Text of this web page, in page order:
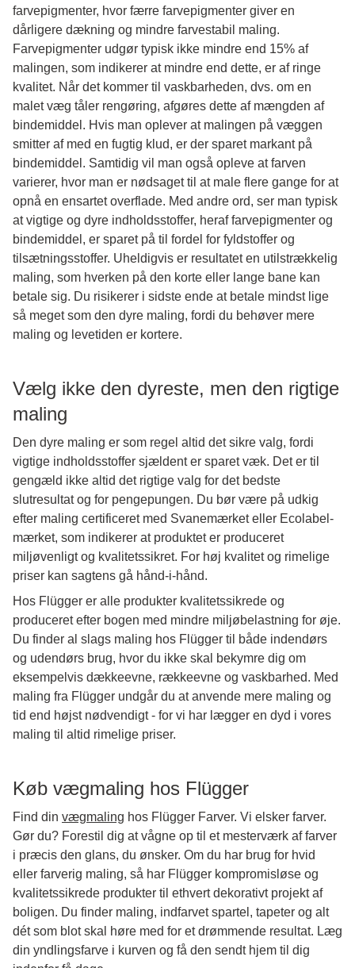
farvepigmenter, hvor færre farvepigmenter giver en
dårligere dækning og mindre farvestabil maling.
Farvepigmenter udgør typisk ikke mindre end 15% af
malingen, som indikerer at mindre end dette, er af ringe
kvalitet. Når det kommer til vaskbarheden, dvs. om en
malet væg tåler rengøring, afgøres dette af mængden af
bindemiddel. Hvis man oplever at malingen på væggen
smitter af med en fugtig klud, er der sparet markant på
bindemiddel. Samtidig vil man også opleve at farven
varierer, hvor man er nødsaget til at male flere gange for at
opnå en ensartet overflade. Med andre ord, ser man typisk
at vigtige og dyre indholdsstoffer, heraf farvepigmenter og
bindemiddel, er sparet på til fordel for fyldstoffer og
tilsætningsstoffer. Uheldigvis er resultatet en utilstrækkelig
maling, som hverken på den korte eller lange bane kan
betale sig. Du risikerer i sidste ende at betale mindst lige
så meget som den dyre maling, fordi du behøver mere
maling og levetiden er kortere.
Vælg ikke den dyreste, men den rigtige
maling
Den dyre maling er som regel altid det sikre valg, fordi
vigtige indholdsstoffer sjældent er sparet væk. Det er til
gengæld ikke altid det rigtige valg for det bedste
slutresultat og for pengepungen. Du bør være på udkig
efter maling certificeret med Svanemærket eller Ecolabel-
mærket, som indikerer at produktet er produceret
miljøvenligt og kvalitetssikret. For høj kvalitet og rimelige
priser kan sagtens gå hånd-i-hånd.
Hos Flügger er alle produkter kvalitetssikrede og
produceret efter bogen med mindre miljøbelastning for øje.
Du finder al slags maling hos Flügger til både indendørs
og udendørs brug, hvor du ikke skal bekymre dig om
eksempelvis dækkeevne, rækkeevne og vaskbarhed. Med
maling fra Flügger undgår du at anvende mere maling og
tid end højst nødvendigt - for vi har lægger en dyd i vores
maling til altid rimelige priser.
Køb vægmaling hos Flügger
Find din vægmaling hos Flügger Farver. Vi elsker farver.
Gør du? Forestil dig at vågne op til et mesterværk af farver
i præcis den glans, du ønsker. Om du har brug for hvid
eller farverig maling, så har Flügger kompromisløse og
kvalitetssikrede produkter til ethvert dekorativt projekt af
boligen. Du finder maling, indfarvet spartel, tapeter og alt
dét som blot skal høre med for et drømmende resultat. Læg
din yndlingsfarve i kurven og få den sendt hjem til dig